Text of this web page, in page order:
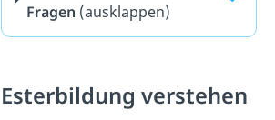
Fragen (ausklappen)
Esterbildung verstehen